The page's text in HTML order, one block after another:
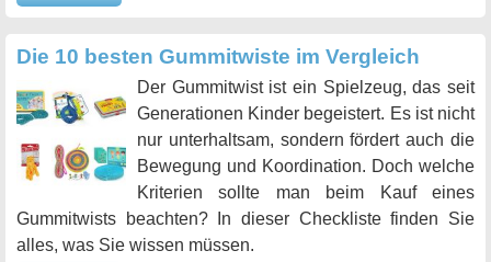
Die 10 besten Gummitwiste im Vergleich
Der Gummitwist ist ein Spielzeug, das seit
Generationen Kinder begeistert. Es ist nicht
nur unterhaltsam, sondern fördert auch die
Bewegung und Koordination. Doch welche
Kriterien sollte man beim Kauf eines
Gummitwists beachten? In dieser Checkliste finden Sie
alles, was Sie wissen müssen.